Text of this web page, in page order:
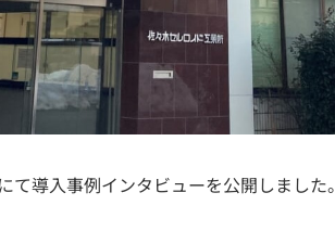
導入事例インタビューを公開しました。